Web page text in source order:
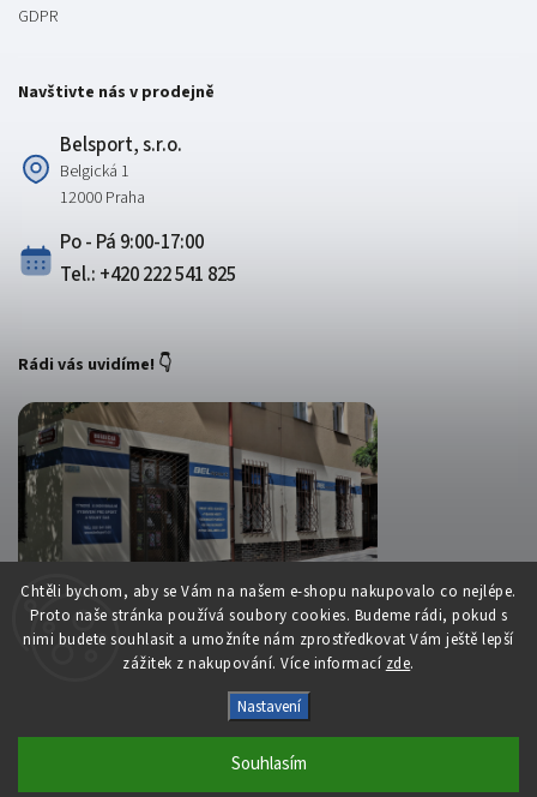
Chtěli bychom, aby se Vám na našem e-shopu nakupovalo co nejlépe.
Proto naše stránka používá soubory cookies. Budeme rádi, pokud s
nimi budete souhlasit a umožníte nám zprostředkovat Vám ještě lepší
zážitek z nakupování. Více informací zde.
Nastavení
Souhlasím
GDPR
Navštivte nás v prodejně
Belsport, s.r.o.
Belgická 1
12000 Praha
Po - Pá 9:00-17:00
Tel.: +420 222 541 825
Rádi vás uvidíme! 👇
Belsport.cz. Všechna práva vyhrazena.
Upravit nastavení cookies
Shoptet | DesignShoptak.cz